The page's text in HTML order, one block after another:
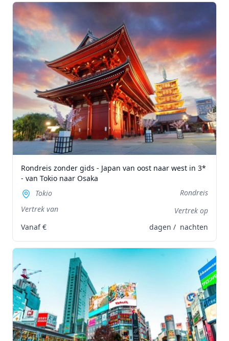
Rondreis zonder gids - Japan van oost naar west in 3*
- van Tokio naar Osaka
Tokio
Rondreis
Vertrek van
Vertrek op
Vanaf€ dagen / nachten